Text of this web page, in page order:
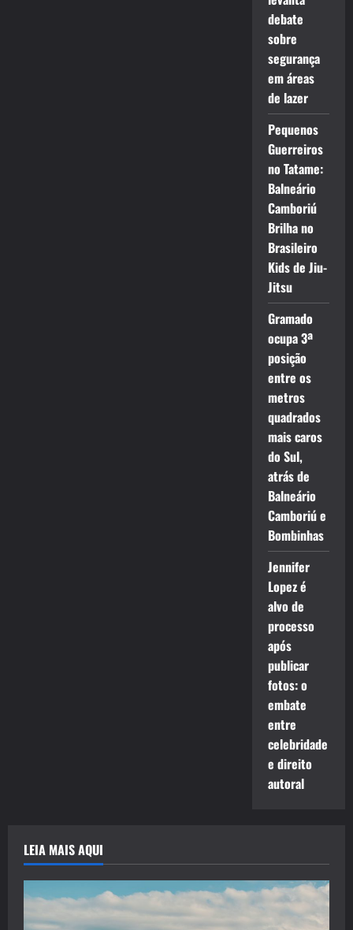
debate
sobre
segurança
em áreas
de lazer
Pequenos
Guerreiros
no Tatame:
Balneário
Camboriú
Brilha no
Brasileiro
Kids de Jiu-
Jitsu
Gramado
ocupa 3ª
posição
entre os
metros
quadrados
mais caros
do Sul,
atrás de
Balneário
Camboriú e
Bombinhas
Jennifer
Lopez é
alvo de
processo
após
publicar
fotos: o
embate
entre
celebridade
e direito
autoral
LEIA MAIS AQUI